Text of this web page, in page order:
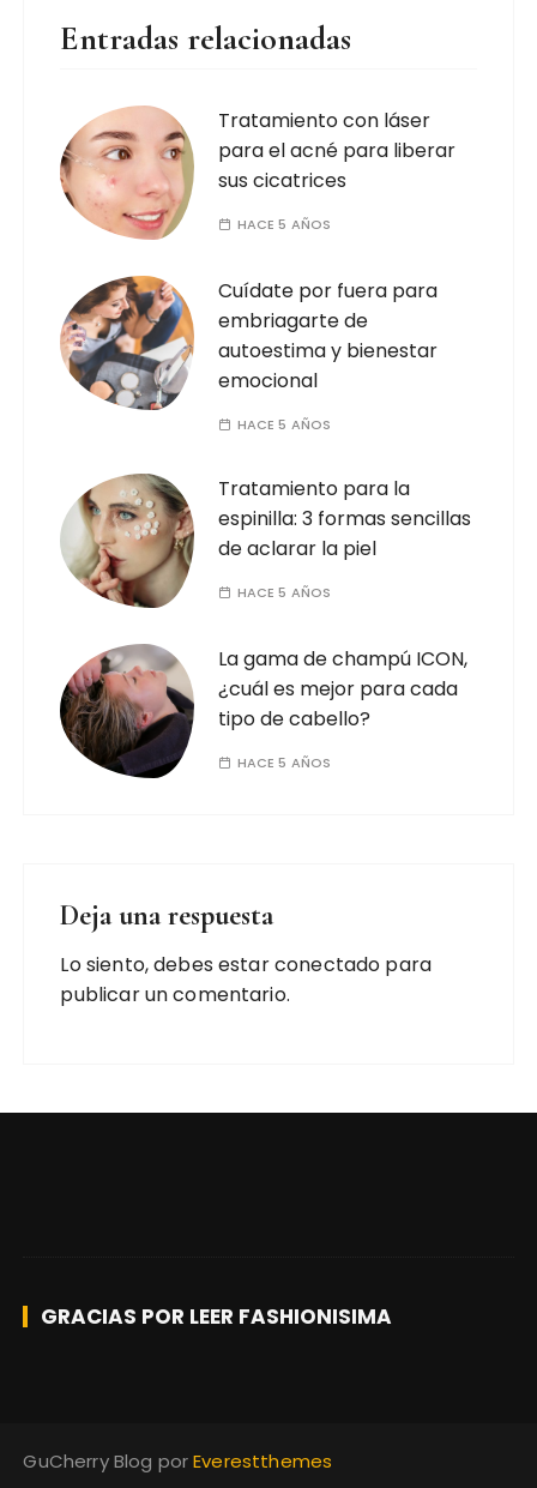
Entradas relacionadas
Tratamiento con láser
para el acné para liberar
sus cicatrices
HACE 5 AÑOS
Cuídate por fuera para
embriagarte de
autoestima y bienestar
emocional
HACE 5 AÑOS
Tratamiento para la
espinilla: 3 formas sencillas
de aclarar la piel
HACE 5 AÑOS
La gama de champú ICON,
¿cuál es mejor para cada
tipo de cabello?
HACE 5 AÑOS
Deja una respuesta
Lo siento, debes estarconectado para
publicar un comentario.
GRACIAS POR LEER FASHIONISIMA
GuCherry Blog porEverestthemes